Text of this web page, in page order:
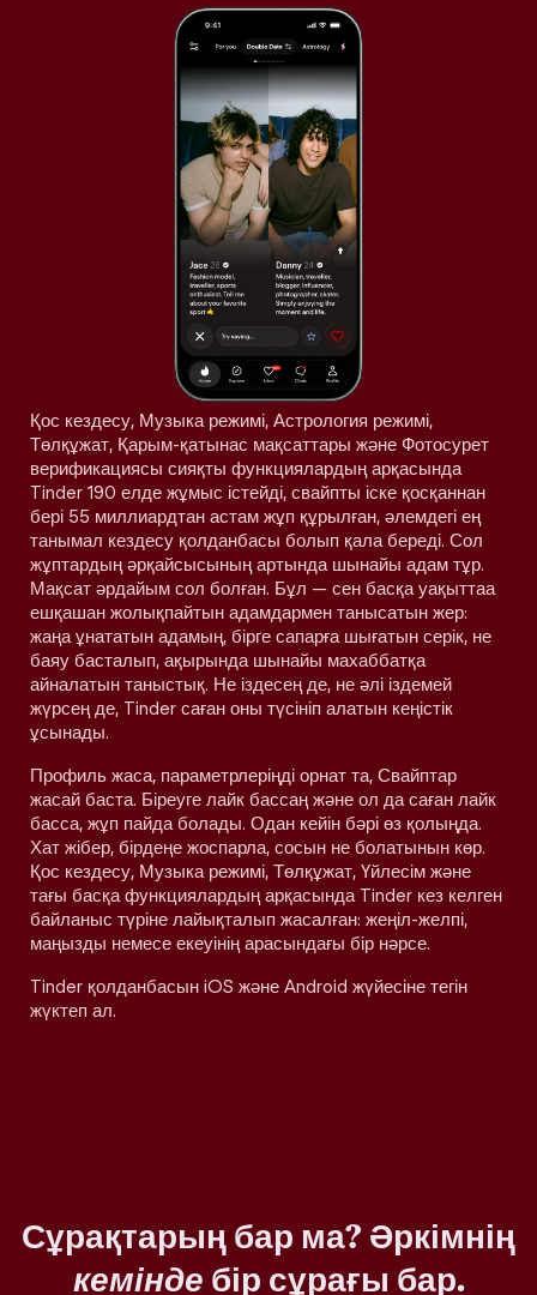
Қос кездесу, Музыка режимі, Астрология режимі,
Төлқұжат, Қарым-қатынас мақсаттары және Фотосурет
верификациясы сияқты функциялардың арқасында
Tinder 190 елде жұмыс істейді, свайпты іске қосқаннан
бері 55 миллиардтан астам жұп құрылған, әлемдегі ең
танымал кездесу қолданбасы болып қала береді. Сол
жұптардың әрқайсысының артында шынайы адам тұр.
Мақсат әрдайым сол болған. Бұл — сен басқа уақыттаа
ешқашан жолықпайтын адамдармен танысатын жер:
жаңа ұнататын адамың, бірге сапарға шығатын серік, не
баяу басталып, ақырында шынайы махаббатқа
айналатын таныстық. Не іздесең де, не әлі іздемей
жүрсең де, Tinder саған оны түсініп алатын кеңістік
ұсынады.
Профиль жаса, параметрлеріңді орнат та, Свайптар
жасай баста. Біреуге лайк бассаң және ол да саған лайк
басса, жұп пайда болады. Одан кейін бәрі өз қолыңда.
Хат жібер, бірдеңе жоспарла, сосын не болатынын көр.
Қос кездесу, Музыка режимі, Төлқұжат, Үйлесім және
тағы басқа функциялардың арқасында Tinder кез келген
байланыс түріне лайықталып жасалған: жеңіл-желпі,
маңызды немесе екеуінің арасындағы бір нәрсе.
Tinder қолданбасын iOS және Android жүйесіне тегін
жүктеп ал.
Сұрақтарың бар ма? Әркімнің
кемінде бір сұрағы бар.